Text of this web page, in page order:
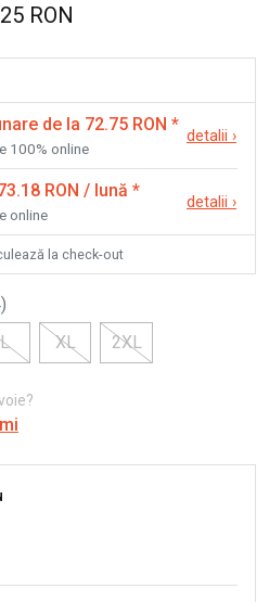
RON
de la 72.75 RON *
100% online
detalii ›
RON / lună *
online
detalii ›
la check-out
)
L XL 2XL